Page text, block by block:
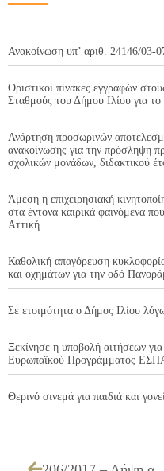
Ανακοίνωση υπ’ αριθ. 24146/03-
Οριστικοί πίνακες εγγραφών
Σταθμούς του Δήμου Ιλίου για
Ανάρτηση προσωρινών
ανακοίνωσης για την πρόσληψη
σχολικών μονάδων, διδακτικού
Άμεση η επιχειρησιακή
στα έντονα καιρικά φαινόμενα
Αττική
Καθολική απαγόρευση
και οχημάτων για την οδό
Σε ετοιμότητα ο Δήμος Ιλίου
Ξεκίνησε η υποβολή αιτήσεων
Ευρωπαϊκού Προγράμματος
Θερινό σινεμά για παιδιά και